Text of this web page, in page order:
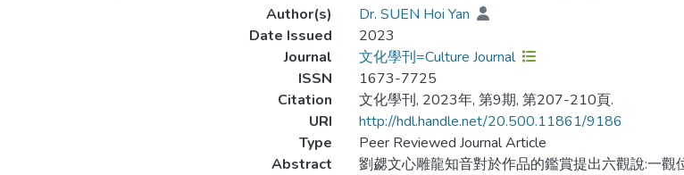
Author(s)
Dr. SUEN Hoi Yan
Date Issued
2023
Journal
文化學刊=Culture Journal
ISSN
1673-7725
Citation
文化學刊, 2023年, 第9期, 第207-210頁.
URI
http://hdl.handle.net/20.500.11861/9186
Type
Peer Reviewed Journal Article
Abstract
劉勰文心雕龍知音對於作品的鑑賞提出六觀說:一觀